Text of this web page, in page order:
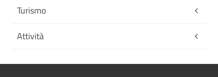
Turismo
Attività